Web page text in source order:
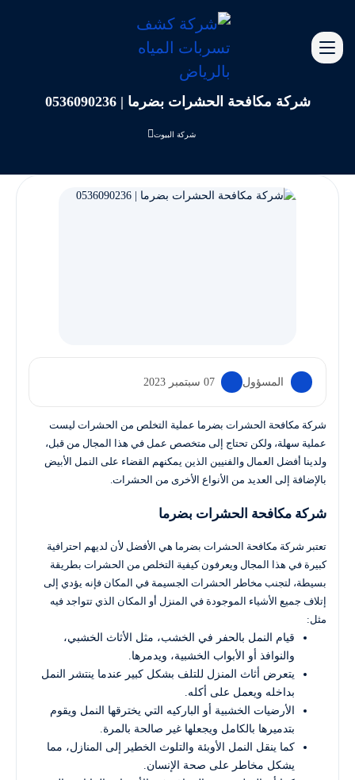
شركة مكافحة الحشرات بضرما | 0536090236
شركة البيوت
المسؤول 07 سبتمبر 2023
شركة مكافحة الحشرات بضرما عملية التخلص من الحشرات ليست
عملية سهلة، ولكن تحتاج إلى متخصص عمل في هذا المجال من قبل،
ولدينا أفضل العمال والفنيين الذين يمكنهم القضاء على النمل الأبيض
بالإضافة إلى العديد من الأنواع الأخرى من الحشرات.
شركة مكافحة الحشرات بضرما
تعتبر شركة مكافحة الحشرات بضرما هي الأفضل لأن لديهم احترافية
كبيرة في هذا المجال ويعرفون كيفية التخلص من الحشرات بطريقة
بسيطة، لتجنب مخاطر الحشرات الجسيمة في المكان فإنه يؤدي إلى
إتلاف جميع الأشياء الموجودة في المنزل أو المكان الذي تتواجد فيه
مثل:
قيام النمل بالحفر في الخشب، مثل الأثاث الخشبي،
والنوافذ أو الأبواب الخشبية، ويدمرها.
يتعرض أثاث المنزل للتلف بشكل كبير عندما ينتشر النمل
بداخله ويعمل على أكله.
الأرضيات الخشبية أو الباركيه التي يخترقها النمل ويقوم
بتدميرها بالكامل ويجعلها غير صالحة بالمرة.
كما ينقل النمل الأوبئة والتلوث الخطير إلى المنازل، مما
يشكل مخاطر على صحة الإنسان.